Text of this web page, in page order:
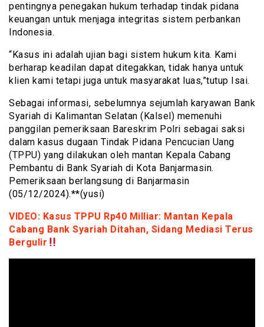
pentingnya penegakan hukum terhadap tindak pidana
keuangan untuk menjaga integritas sistem perbankan
Indonesia.
“Kasus ini adalah ujian bagi sistem hukum kita. Kami
berharap keadilan dapat ditegakkan, tidak hanya untuk
klien kami tetapi juga untuk masyarakat luas,”tutup Isai.
Sebagai informasi, sebelumnya sejumlah karyawan Bank
Syariah di Kalimantan Selatan (Kalsel) memenuhi
panggilan pemeriksaan Bareskrim Polri sebagai saksi
dalam kasus dugaan Tindak Pidana Pencucian Uang
(TPPU) yang dilakukan oleh mantan Kepala Cabang
Pembantu di Bank Syariah di Kota Banjarmasin.
Pemeriksaan berlangsung di Banjarmasin
(05/12/2024).**(yusi)
VIDEO: Kasus TPPU Rp40 Milliar: Mantan Kepala
Cabang Bank Syariah Ditahan, Sidang Mediasi Terus
Bergulir